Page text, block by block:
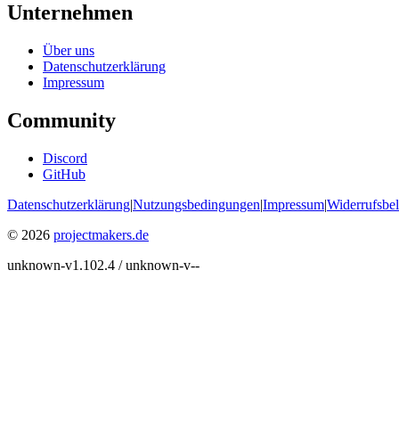
Unternehmen
Über uns
Datenschutzerklärung
Impressum
Community
Discord
GitHub
Datenschutzerklärung|Nutzungsbedingungen|Impressum|
© 2026 projectmakers.de
unknown-v1.102.4 / unknown-v--